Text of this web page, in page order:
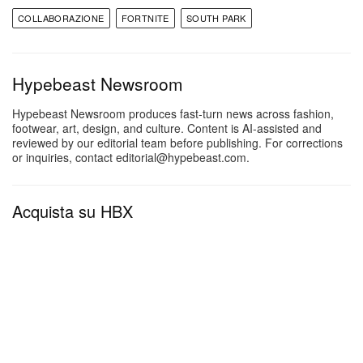
deltaplano “Imaginationland Airship” come
L’evento “Born in Chaos” è già live e durerà fino al 5
febbraio, offrendo ai giocatori poco meno di un
mese per assicurarsi tutte le ricompense esclusive.
COLLABORAZIONE FORTNITE SOUTH PARK
Hypebeast Newsroom
Hypebeast Newsroom produces fast-turn news across fashion,
footwear, art, design, and culture. Content is AI-assisted and
reviewed by our editorial team before publishing. For corrections
or inquiries, contact editorial@hypebeast.com.
Acquista su HBX